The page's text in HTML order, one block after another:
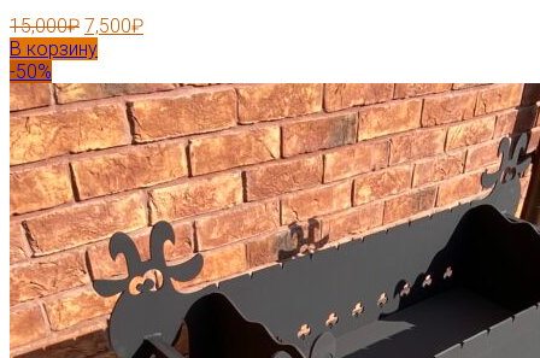
15,000₽ 7,500₽
В корзину
-50%